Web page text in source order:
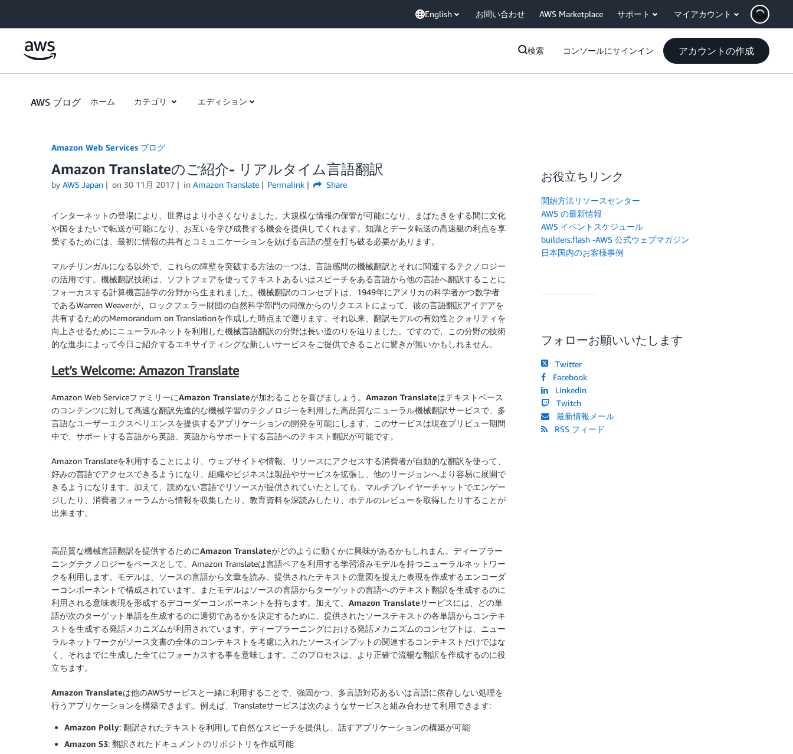
English お問い合わせ AWS Marketplace サポート マイアカウント
検索 コンソールにサインイン アカウントの作成
AWS ブログ ホーム カテゴリ エディション
Amazon Web Services ブログ
Amazon Translateのご紹介- リアルタイム言語翻訳
by AWS Japan on 30 11月 2017 in Amazon Translate Permalink Share
インターネットの登場により、世界はより小さくなりました。大規模な情報の保管が可能になり、まばたきをする間に文化
や国をまたいで転送が可能になり、お互いを学び成長する機会を提供してくれます。知識とデータ転送の高速艇の利点を享
受するためには、最初に情報の共有とコミュニケーションを妨げる言語の壁を打ち破る必要があります。
マルチリンガルになる以外で、これらの障壁を突破する方法の一つは、言語感間の機械翻訳とそれに関連するテクノロジー
の活用です。機械翻訳技術は、ソフトフェアを使ってテキストあるいはスピーチをある言語から他の言語へ翻訳することに
フォーカスする計算機言語学の分野から生まれました。機械翻訳のコンセプトは、1949年にアメリカの科学者かつ数学者
であるWarren Weaverが、ロックフェラー財団の自然科学部門の同僚からのリクエストによって、彼の言語翻訳アイデアを
共有するためのMemorandum on Translationを作成した時点まで遡ります。それ以来、翻訳モデルの有効性とクォリティを
向上させるためにニューラルネットを利用した機械言語翻訳の分野は長い道のりを辿りました。ですので、この分野の技術
的な進歩によって今日ご紹介するエキサイティングな新しいサービスをご提供できることに驚きが無いかもしれません。
Let’s Welcome: Amazon Translate
Amazon Web ServiceファミリーにAmazon Translateが加わることを喜びましょう。 Amazon Translateはテキストベース
のコンテンツに対して高速な翻訳先進的な機械学習のテクノロジーを利用した高品質なニューラル機械翻訳サービスで、多
言語なユーザーエクスペリエンスを提供するアプリケーションの開発を可能にします。このサービスは現在プリビュー期間
中で、サポートする言語から英語、英語からサポートする言語へのテキスト翻訳が可能です。
Amazon Translateを利用することにより、ウェブサイトや情報、リソースにアクセスする消費者が自動的な翻訳を使って、
好みの言語でアクセスできるようになり、組織やビジネスは製品やサービスを拡張し、他のリージョンへより容易に展開で
きるようになります。加えて、読めない言語でリソースが提供されていたとしても、マルチプレイヤーチャットでエンゲー
ジしたり、消費者フォーラムから情報を収集したり、教育資料を深読みしたり、ホテルのレビューを取得したりすることが
出来ます。
高品質な機械言語翻訳を提供するためにAmazon Translateがどのように動くかに興味があるかもしれまん。ディープラー
ニングテクノロジーをベースとして、Amazon Translateは言語ペアを利用する学習済みモデルを持つニューラルネットワー
クを利用します。モデルは、ソースの言語から文章を読み、提供されたテキストの意図を捉えた表現を作成するエンコーダ
ーコンポーネントで構成されています。またモデルはソースの言語からターゲットの言語へのテキスト翻訳を生成するのに
利用される意味表現を形成するデコーダーコンポーネントを持ちます。加えて、 Amazon Translateサービスには、どの単
語が次のターゲット単語を生成するのに適切であるかを決定するために、提供されたソーステキストの各単語からコンテキ
ストを生成する発話メカニズムが利用されています。ディープラーニングにおける発話メカニズムのコンセプトは、ニュー
ラルネットワークがソース文書の全体のコンテキストを考慮に入れたソースインプットの関連するコンテキストだけではな
く、それまでに生成した全てにフォーカスする事を意味します。このプロセスは、より正確で流暢な翻訳を作成するのに役
立ちます。
Amazon Translateは他のAWSサービスと一緒に利用することで、強固かつ、多言語対応あるいは言語に依存しない処理を
行うアプリケーションを構築できます。例えば、Translateサービスは次のようなサービスと組み合わせて利用できます:
Amazon Polly: 翻訳されたテキストを利用して自然なスピーチを提供し、話すアプリケーションの構築が可能
Amazon S3: 翻訳されたドキュメントのリポジトリを作成可能
お役立ちリンク
開始方法リソースセンター
AWS の最新情報
AWS イベントスケジュール
builders.flash -AWS 公式ウェブマガジン
日本国内のお客様事例
フォローお願いいたします
Twitter
Facebook
LinkedIn
Twitch
最新情報メール
RSS フィード